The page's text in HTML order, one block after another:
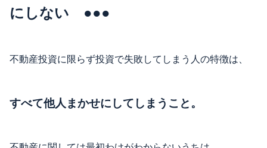
にしない ●●●
不動産投資に限らず投資で失敗してしまう人の特徴は、
すべて他人まかせにしてしまうこと。